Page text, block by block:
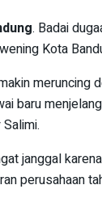
. Badai
Kota
meruncing
baru
janggal
perusahaan